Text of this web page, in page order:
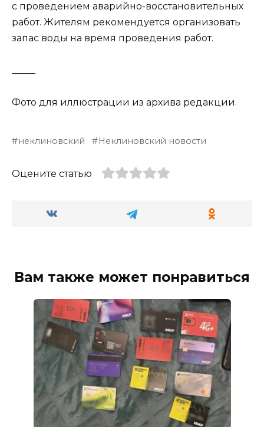
с проведением аварийно-восстановительных
работ. Жителям рекомендуется организовать
запас воды на время проведения работ.
Фото для иллюстрации из архива редакции.
неклиновский Неклиновский новости
Оцените статью
Вам также может понравиться